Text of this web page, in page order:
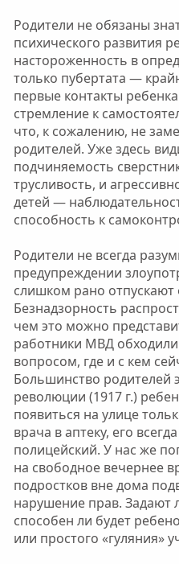
Родители не обязаны
психического развития
настороженность в
только пубертата —
первые контакты
стремление к
что, к сожалению, не
родителей. Уже здесь
подчиняемость
трусливость, и
детей —
способность к
Родители не всегда
предупреждении
слишком рано отпускают
Безнадзорность
чем это можно
работники МВД
вопросом, где и с кем
Большинство родителей
революции (1917 г.)
появиться на улице
врача в аптеку, его
полицейский. У нас же
на свободное вечернее
подростков вне дома
нарушение прав. Задают
способен ли будет
или простого «гуляния»